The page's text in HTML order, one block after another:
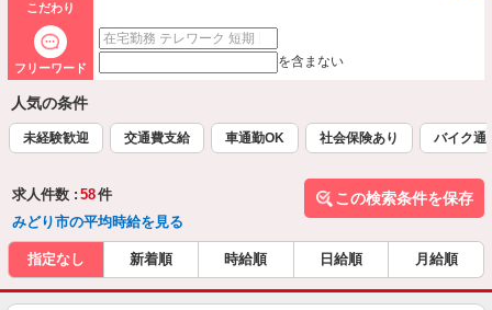
こだわり
フリーワード を含まない
人気の条件
未経験歓迎 交通費支給 車通勤OK 社会保険あり バイク通
求人件数 : 58件
みどり市の平均時給を見る
この検索条件を保存
指定なし 新着順 時給順 日給順 月給順